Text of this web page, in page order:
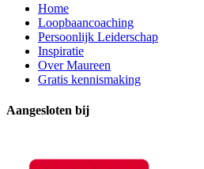
Home
Loopbaancoaching
Persoonlijk Leiderschap
Inspiratie
Over Maureen
Gratis kennismaking
Aangesloten bij